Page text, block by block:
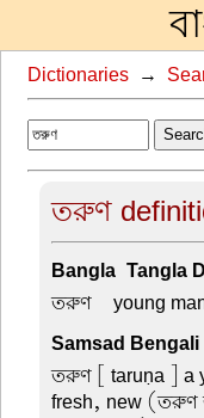
Dictionaries →
তরুণ
Bangla-Tangla
তরুণ –young
Samsad
তরুণ [ taruṇa ]
fresh, new (তরুণ